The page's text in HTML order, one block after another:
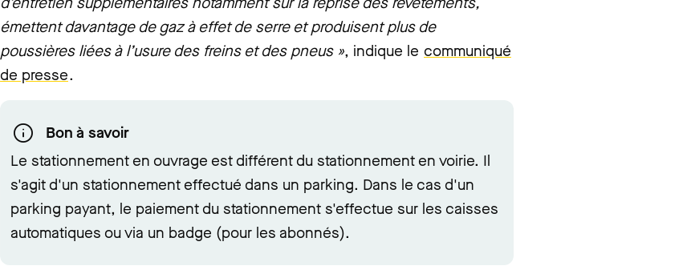
émettent davantage de gaz à effet de serre et produisent plus de
poussières liées à l’usure des freins et des pneus », indique le communiqué
de presse.
Bon à savoir
Le stationnement en ouvrage est différent du stationnement en voirie. Il
s'agit d'un stationnement effectué dans un parking. Dans le cas d'un
parking payant, le paiement du stationnement s'effectue sur les caisses
automatiques ou via un badge (pour les abonnés).